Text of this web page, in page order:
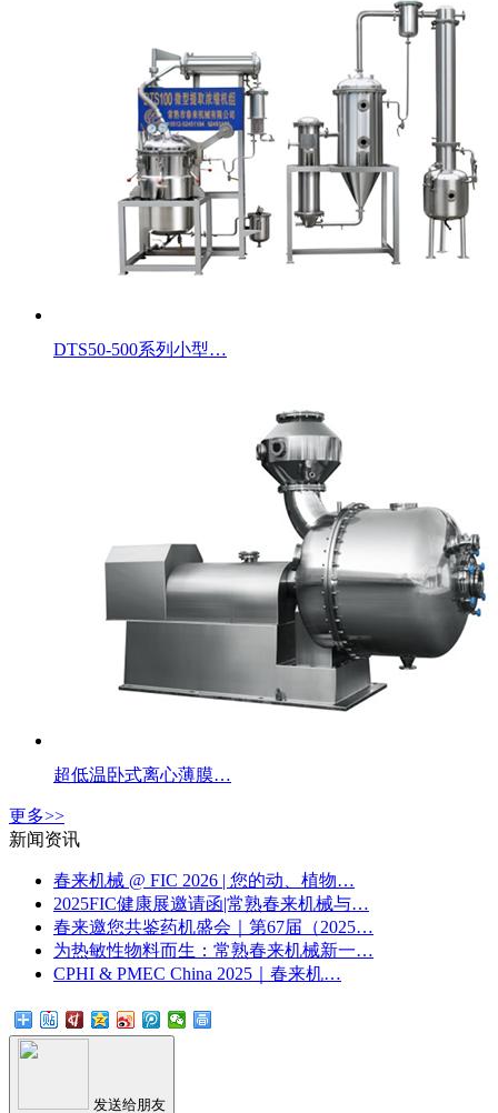
DTS50-500系列小型…
超低温卧式离心薄膜…
更多>>
新闻资讯
春来机械 @ FIC 2026 | 您的动、植物…
2025FIC健康展邀请函|常熟春来机械与…
春来邀您共鉴药机盛会｜第67届（2025…
为热敏性物料而生：常熟春来机械新一…
CPHI & PMEC China 2025｜春来机…
发送给朋友